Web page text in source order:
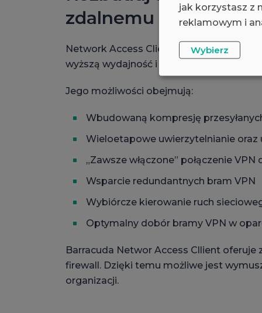
zdalnemu
Network Access Client od Barracudy to
wyższą wydajność i bardziej
Jego możliwości obejmują:
Wbudowaną kompresję
Wieloetapowe uwierzytelnianie
„Zawsze włączone” połączenie
Wsparcie redundantnych bram VPN
Wybiórcze kierowanie ruch
Optymalny dobór bramy VPN w
Barracuda Networ Access Cllient
firewall. Dzięki temu możliwe jest
organizacji.
jak korzystasz z
reklamowym i
Wybierz